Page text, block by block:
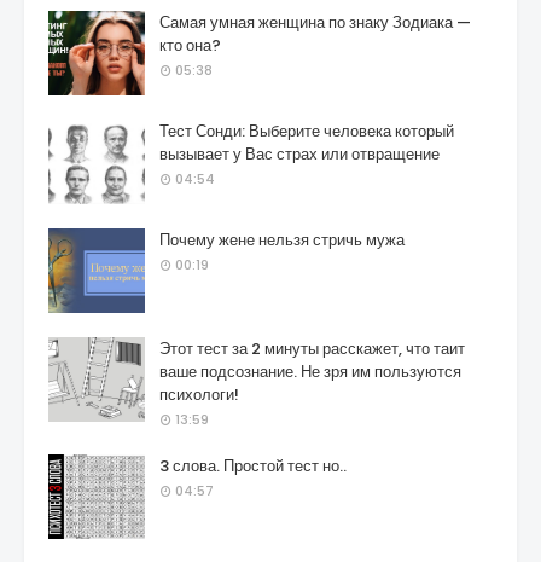
Самая умная женщина по знаку Зодиака —
кто она?
05:38
Тест Сонди: Выберите человека который
вызывает у Вас страх или отвращение
04:54
Почему жене нельзя стричь мужа
00:19
Этот тест за 2 минуты расскажет, что таит
ваше подсознание. Не зря им пользуются
психологи!
13:59
3 слова. Простой тест но..
04:57